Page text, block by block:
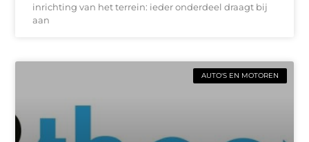
inrichting van het terrein: ieder onderdeel draagt bij
aan
AUTO'S EN MOTOREN